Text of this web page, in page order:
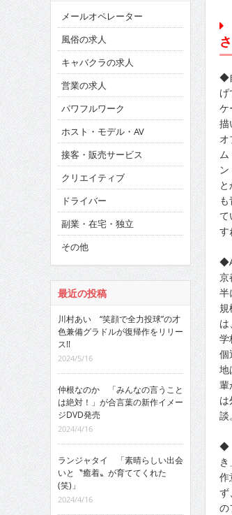
◆
げ
ケ
描
オ
す
京
半
規
学
個
地
輩
は
談。
◆
作
ず
の
メールオペレーター
風俗の求人
キャバクラの求人
営業の求人
パワフルワーク
ホスト・モデル・AV
接客・販売サービス
クリエイティブ
ドライバー
副業・在宅・独立
その他
最近の投稿
川村あい “笑顔で全力投球”の才
色兼備グラドルが復帰作をリリー
ス!!
2024/5/16
仲根なのか 「みんなの言うこと
は絶対！」が合言葉の新作イメー
ジDVD発売
2024/4/16
ランジャタイ 「素晴らしい出会
いと〝癒着〟が育ててくれた
(笑)」
2024/4/16